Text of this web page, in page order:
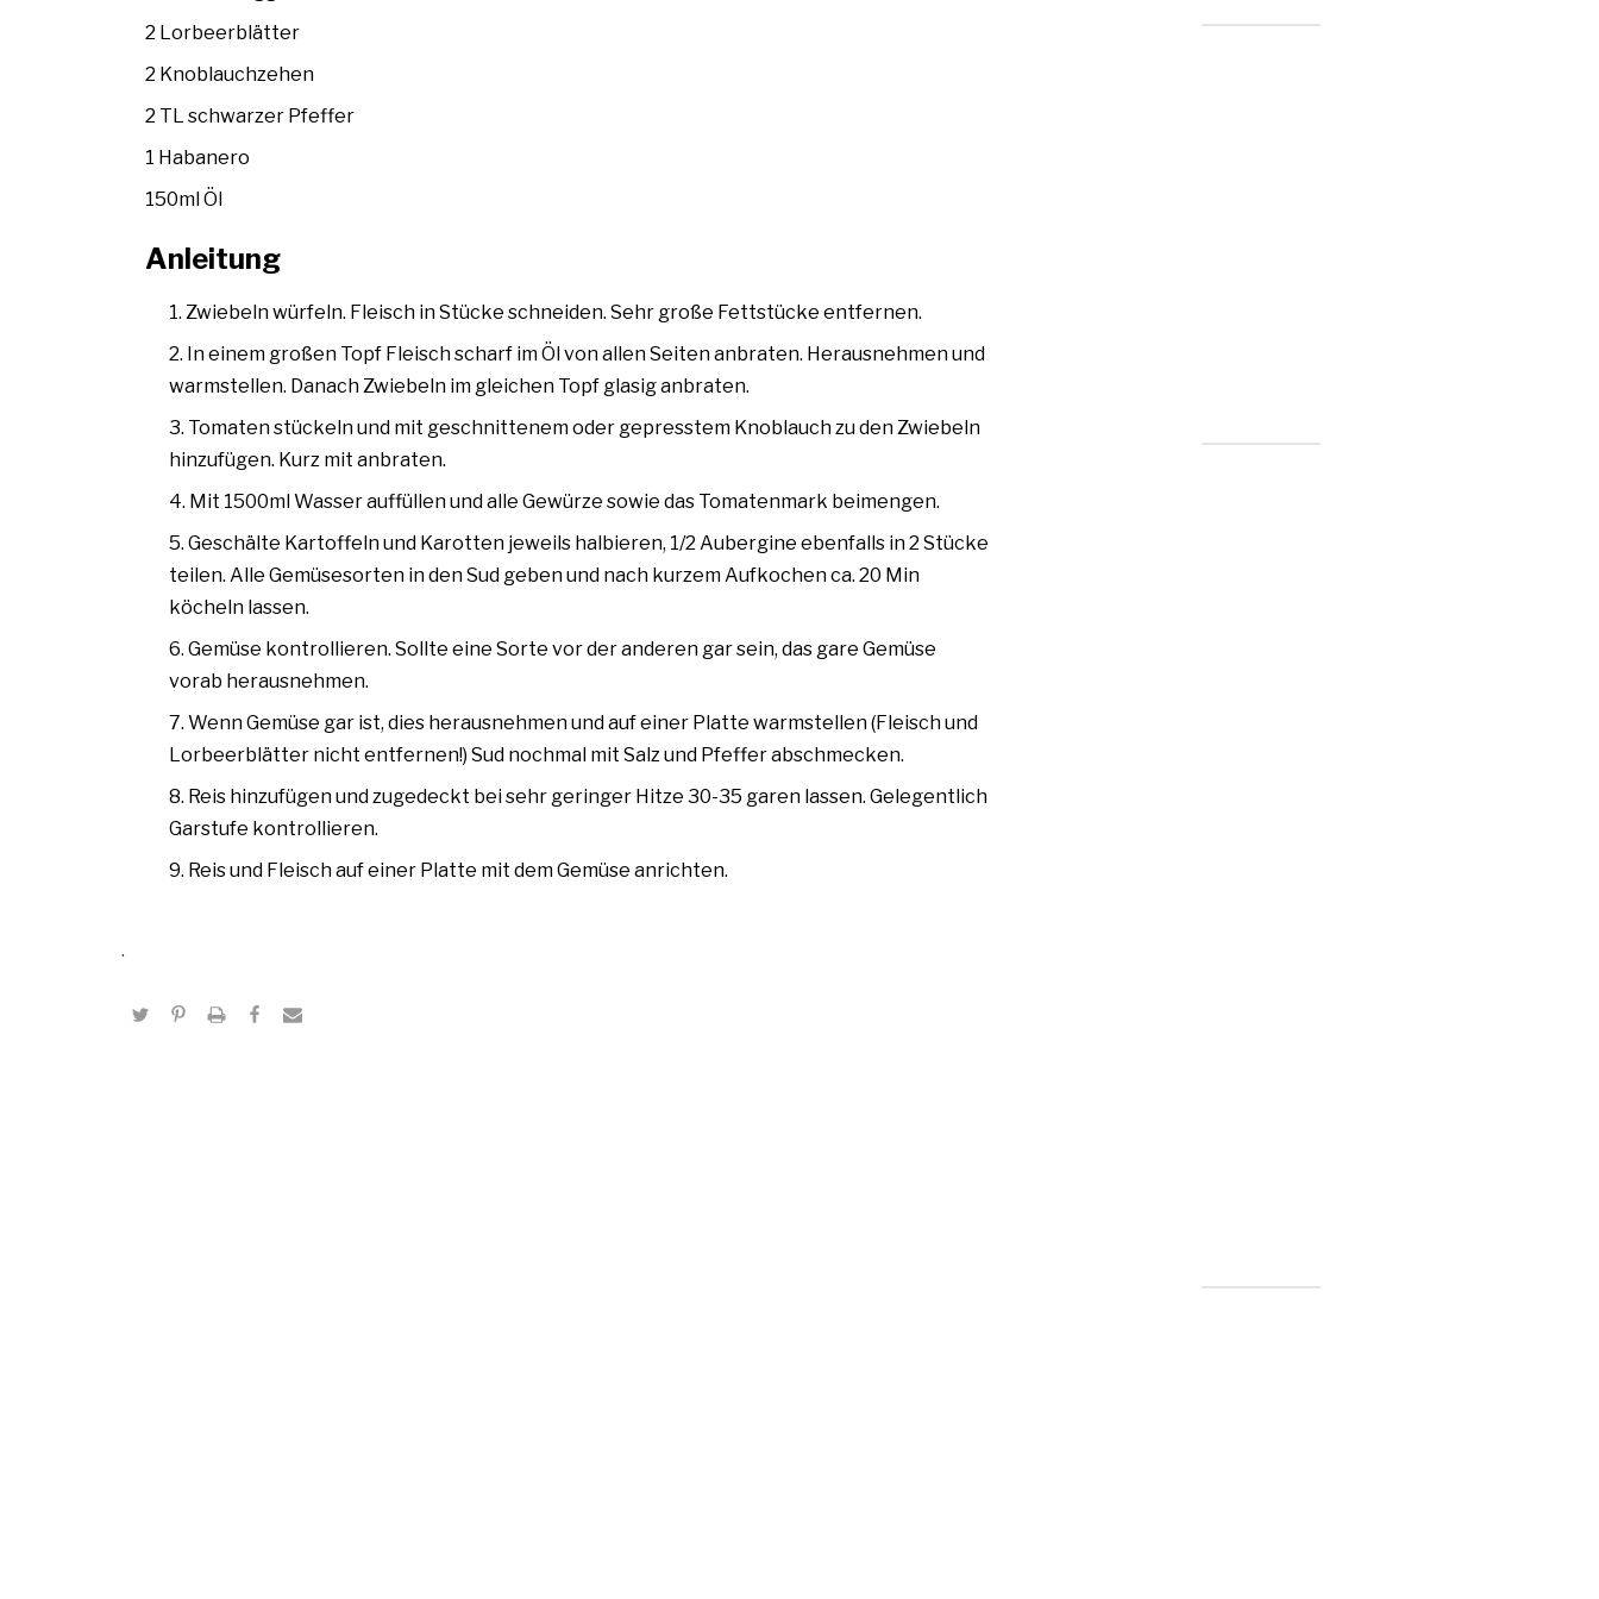
2 Lorbeerblätter
2 Knoblauchzehen
2 TL schwarzer Pfeffer
1 Habanero
150ml Öl
Anleitung
Zwiebeln würfeln. Fleisch in Stücke schneiden. Sehr große Fettstücke entfernen.
In einem großen Topf Fleisch scharf im Öl von allen Seiten anbraten. Herausnehmen und
warmstellen. Danach Zwiebeln im gleichen Topf glasig anbraten.
Tomaten stückeln und mit geschnittenem oder gepresstem Knoblauch zu den Zwiebeln
hinzufügen. Kurz mit anbraten.
Mit 1500ml Wasser auffüllen und alle Gewürze sowie das Tomatenmark beimengen.
Geschälte Kartoffeln und Karotten jeweils halbieren, 1/2 Aubergine ebenfalls in 2 Stücke
teilen. Alle Gemüsesorten in den Sud geben und nach kurzem Aufkochen ca. 20 Min
köcheln lassen.
Gemüse kontrollieren. Sollte eine Sorte vor der anderen gar sein, das gare Gemüse
vorab herausnehmen.
Wenn Gemüse gar ist, dies herausnehmen und auf einer Platte warmstellen (Fleisch und
Lorbeerblätter nicht entfernen!) Sud nochmal mit Salz und Pfeffer abschmecken.
Reis hinzufügen und zugedeckt bei sehr geringer Hitze 30-35 garen lassen. Gelegentlich
Garstufe kontrollieren.
Reis und Fleisch auf einer Platte mit dem Gemüse anrichten.
.